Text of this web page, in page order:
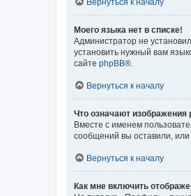
Моего языка нет в списке!
Администратор не
установить нужный вам
сайте phpBB®.
Вернуться к началу
Что означают
Вместе с именем
сообщений вы оставили, или
Вернуться к началу
Как мне включить